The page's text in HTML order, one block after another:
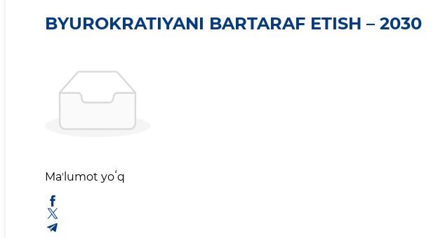
BYUROKRATIYANI BARTARAF ETISH – 2030
Maʼlumot yoʻq